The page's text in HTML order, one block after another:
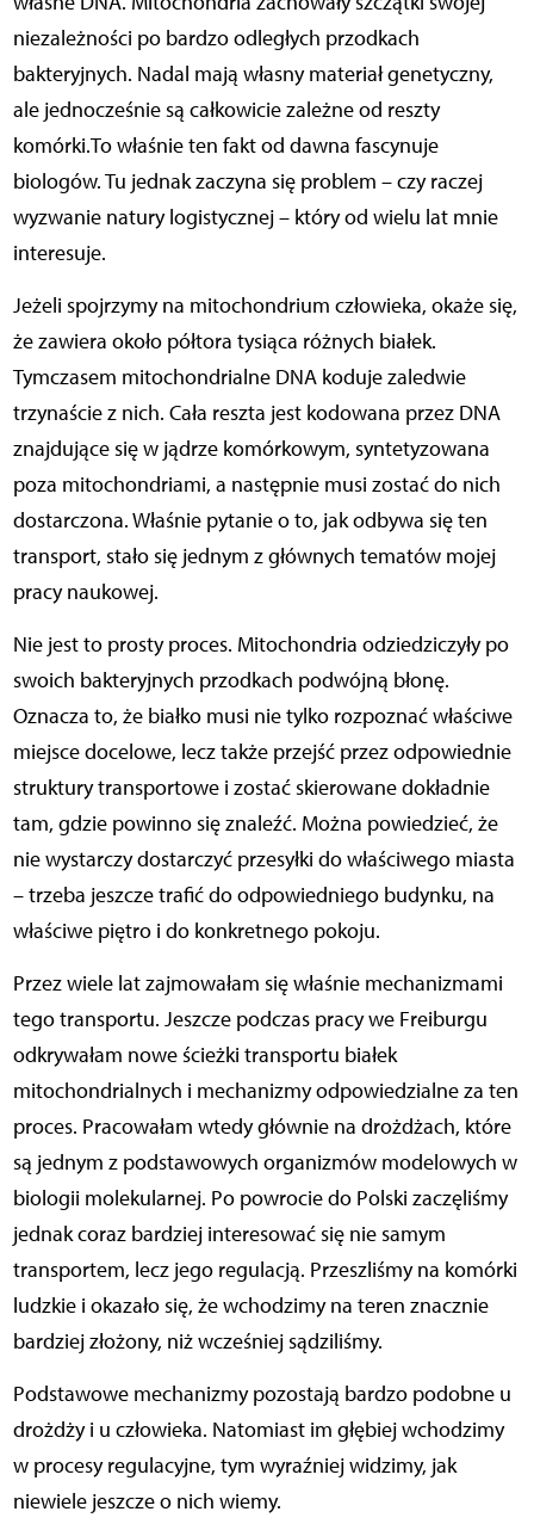
niezależności po bardzo odległych przodkach
bakteryjnych. Nadal mają własny materiał genetyczny,
ale jednocześnie są całkowicie zależne od reszty
komórki.To właśnie ten fakt od dawna fascynuje
biologów. Tu jednak zaczyna się problem – czy raczej
wyzwanie natury logistycznej – który od wielu lat mnie
interesuje.
Jeżeli spojrzymy na mitochondrium człowieka, okaże się,
że zawiera około półtora tysiąca różnych białek.
Tymczasem mitochondrialne DNA koduje zaledwie
trzynaście z nich. Cała reszta jest kodowana przez DNA
znajdujące się w jądrze komórkowym, syntetyzowana
poza mitochondriami, a następnie musi zostać do nich
dostarczona. Właśnie pytanie o to, jak odbywa się ten
transport, stało się jednym z głównych tematów mojej
pracy naukowej.
Nie jest to prosty proces. Mitochondria odziedziczyły po
swoich bakteryjnych przodkach podwójną błonę.
Oznacza to, że białko musi nie tylko rozpoznać właściwe
miejsce docelowe, lecz także przejść przez odpowiednie
struktury transportowe i zostać skierowane dokładnie
tam, gdzie powinno się znaleźć. Można powiedzieć, że
nie wystarczy dostarczyć przesyłki do właściwego miasta
– trzeba jeszcze trafić do odpowiedniego budynku, na
właściwe piętro i do konkretnego pokoju.
Przez wiele lat zajmowałam się właśnie mechanizmami
tego transportu. Jeszcze podczas pracy we Freiburgu
odkrywałam nowe ścieżki transportu białek
mitochondrialnych i mechanizmy odpowiedzialne za ten
proces. Pracowałam wtedy głównie na drożdżach, które
są jednym z podstawowych organizmów modelowych w
biologii molekularnej. Po powrocie do Polski zaczęliśmy
jednak coraz bardziej interesować się nie samym
transportem, lecz jego regulacją. Przeszliśmy na komórki
ludzkie i okazało się, że wchodzimy na teren znacznie
bardziej złożony, niż wcześniej sądziliśmy.
Podstawowe mechanizmy pozostają bardzo podobne u
drożdży i u człowieka. Natomiast im głębiej wchodzimy
w procesy regulacyjne, tym wyraźniej widzimy, jak
niewiele jeszcze o nich wiemy.